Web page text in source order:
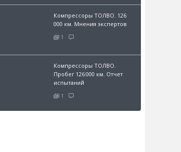
Компрессоры ТОЛВО. 126
000 км. Мнения экспертов
1
Компрессоры ТОЛВО.
Пробег 126 000 км. Отчет
испытаний
1